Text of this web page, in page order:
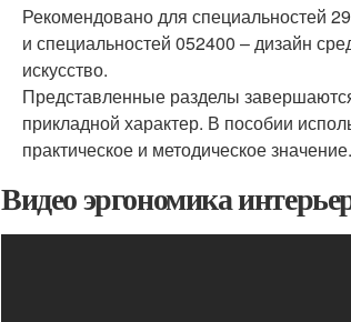
Рекомендовано для специальностей
и специальностей 052400 – дизайн
искусство.
Представленные разделы
прикладной характер. В пособии
практическое и методическое значение.
Видео эргономика